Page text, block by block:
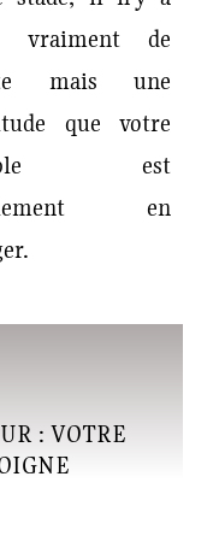
vraiment de
mais une
que votre
est
en
: VOTRE